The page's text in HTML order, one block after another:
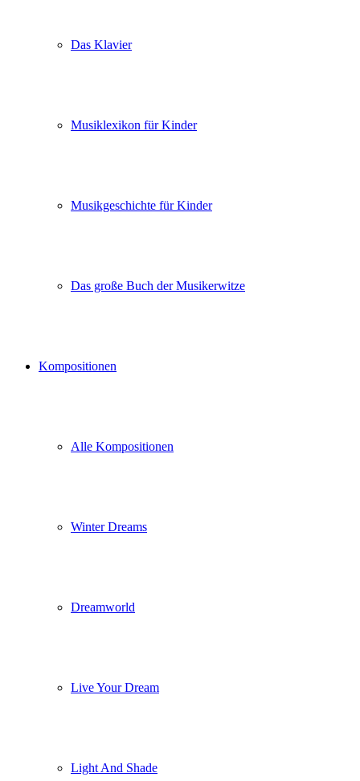
Das Klavier
Musiklexikon für Kinder
Musikgeschichte für Kinder
Das große Buch der Musikerwitze
Kompositionen
Alle Kompositionen
Winter Dreams
Dreamworld
Live Your Dream
Light And Shade